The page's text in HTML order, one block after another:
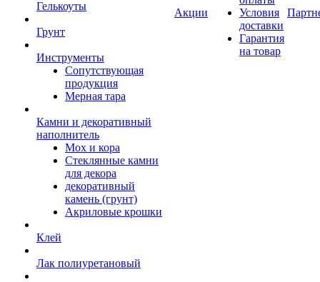
Гелькоуты
Грунт
Инструменты
Сопутствующая
продукция
Мерная тара
Камни и декоративный
наполнитель
Мох и кора
Стеклянные камни
для декора
декоративный
камень (грунт)
Акриловые крошки
Клей
Лак полиуретановый
Акции
Условия
доставки
Гарантия
на товар